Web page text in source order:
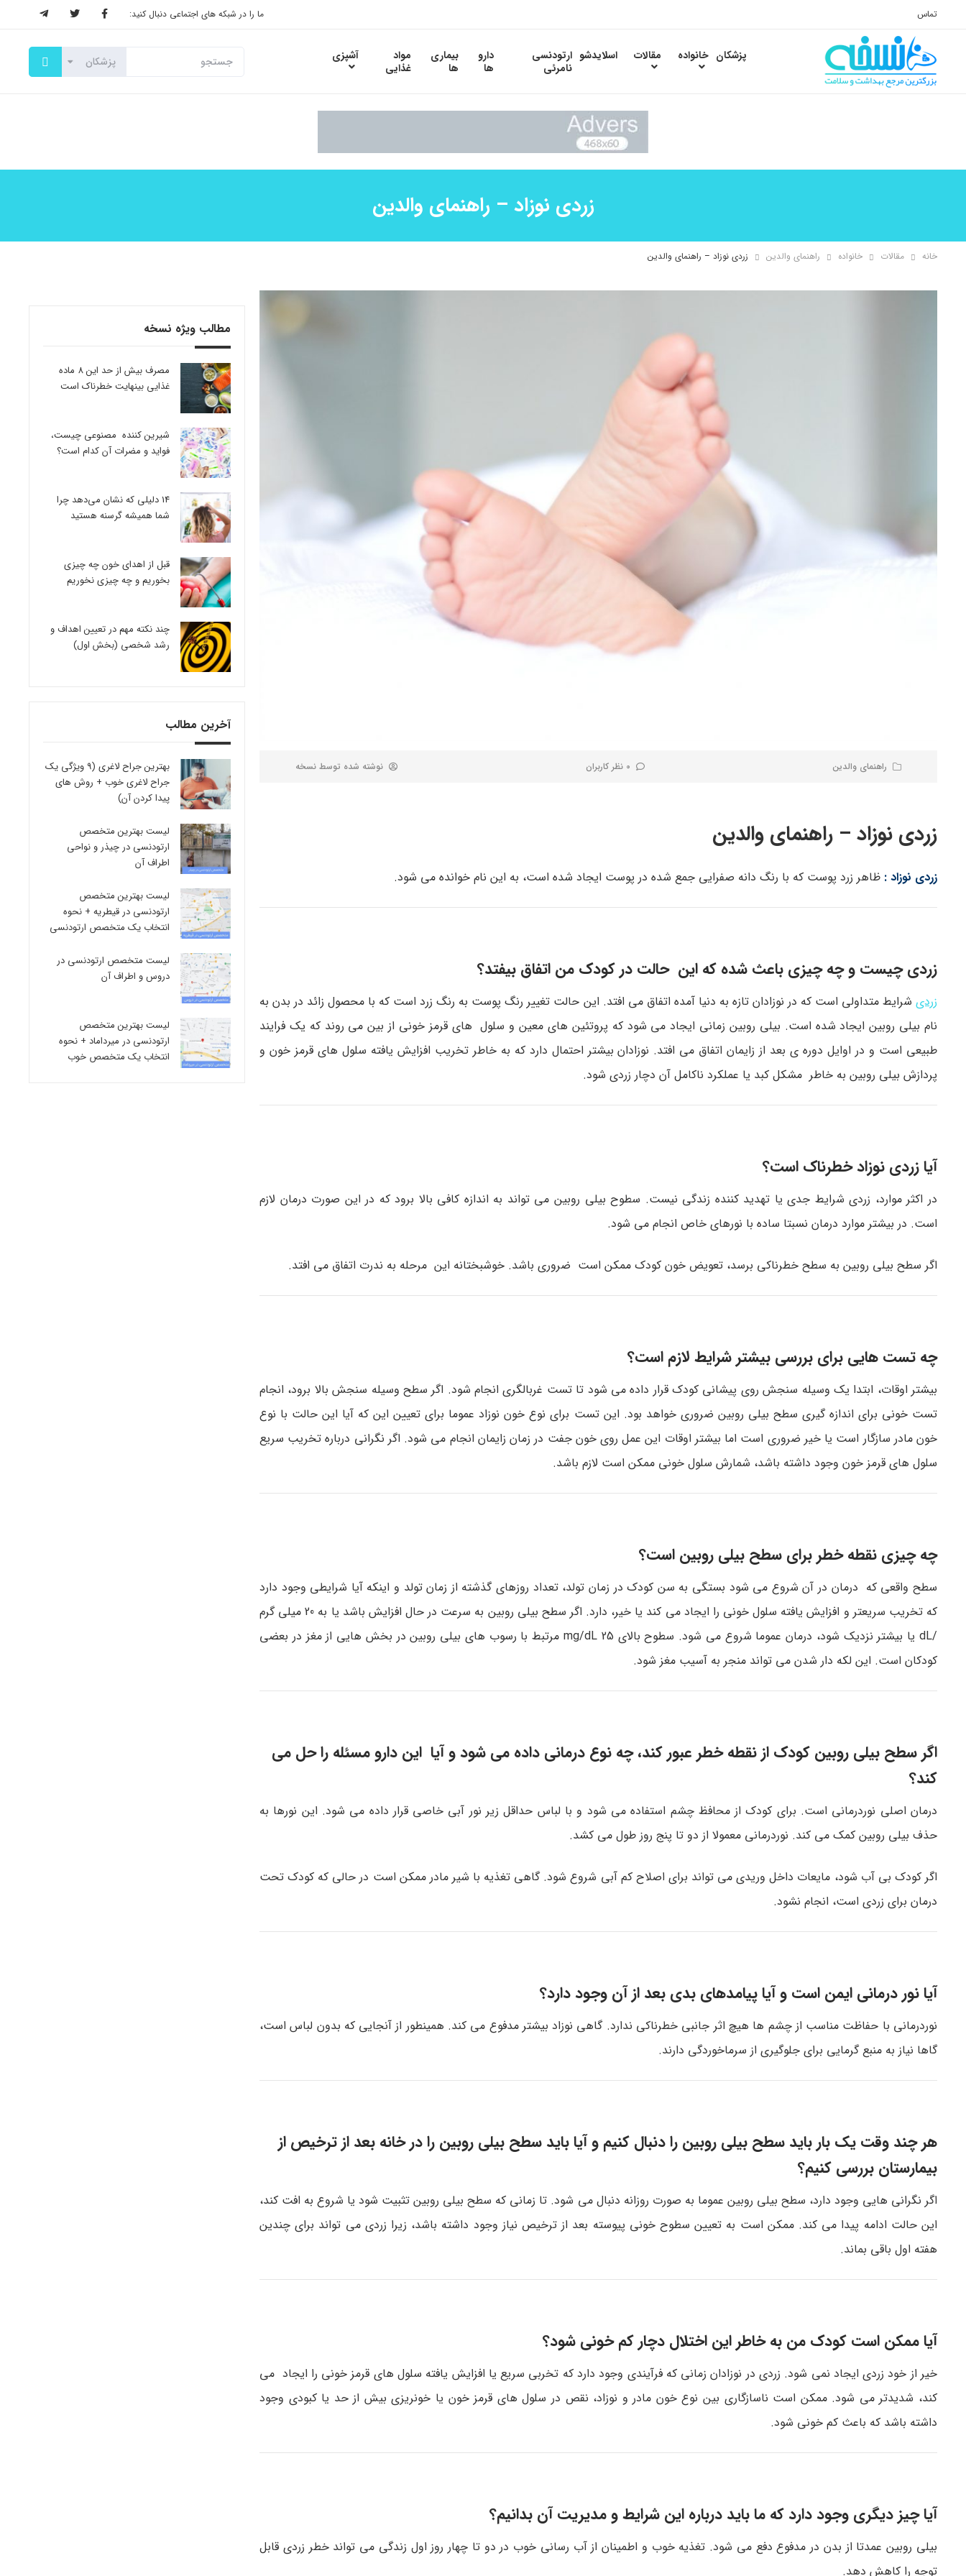
تماس ما را در شبکه های اجتماعی دنبال کنید:
پزشکان خانواده مقالات اسلایدشو ارتودنسی
نامرئی
دارو
ها
بیماری
ها
مواد
غذایی
آشپزی
زردی نوزاد – راهنمای والدین
خانه مقالات خانواده راهنمای والدین زردی نوزاد – راهنمای والدین
راهنمای والدین 0 نظر کاربران نوشته شده توسط نسخه
زردی نوزاد – راهنمای والدین
زردی نوزاد : ظاهر زرد پوست که با رنگ دانه صفرایی جمع شده در پوست ایجاد شده است، به این نام خوانده می شود.
زردی چیست و چه چیزی باعث شده که این حالت در کودک من اتفاق بیفتد؟
زردی شرایط متداولی است که در نوزادان تازه به دنیا آمده اتفاق می افتد. این حالت تغییر رنگ پوست به رنگ زرد است که با محصول زائد در بدن به
نام بیلی روبین ایجاد شده است. بیلی روبین زمانی ایجاد می شود که پروتئین های معین و سلول های قرمز خونی از بین می روند که یک فرایند
طبیعی است و در اوایل دوره ی بعد از زایمان اتفاق می افتد. نوزادان بیشتر احتمال دارد که به خاطر تخریب افزایش یافته سلول های قرمز خون و
پردازش بیلی روبین به خاطر مشکل کبد یا عملکرد ناکامل آن دچار زردی شود.
آیا زردی نوزاد خطرناک است؟
در اکثر موارد، زردی شرایط جدی یا تهدید کننده زندگی نیست. سطوح بیلی روبین می تواند به اندازه کافی بالا برود که در این صورت درمان لازم
است. در بیشتر موارد درمان نسبتا ساده با نورهای خاص انجام می شود.
اگر سطح بیلی روبین به سطح خطرناکی برسد، تعویض خون کودک ممکن است ضروری باشد. خوشبختانه این مرحله به ندرت اتفاق می افتد.
چه تست هایی برای بررسی بیشتر شرایط لازم است؟
بیشتر اوقات، ابتدا یک وسیله سنجش روی پیشانی کودک قرار داده می شود تا تست غربالگری انجام شود. اگر سطح وسیله سنجش بالا برود، انجام
تست خونی برای اندازه گیری سطح بیلی روبین ضروری خواهد بود. این تست برای نوع خون نوزاد عموما برای تعیین این که آیا این حالت با نوع
خون مادر سازگار است یا خیر ضروری است اما بیشتر اوقات این عمل روی خون جفت در زمان زایمان انجام می شود. اگر نگرانی درباره تخریب سریع
سلول های قرمز خون وجود داشته باشد، شمارش سلول خونی ممکن است لازم باشد.
چه چیزی نقطه خطر برای سطح بیلی روبین است؟
سطح واقعی که درمان در آن شروع می شود بستگی به سن کودک در زمان تولد، تعداد روزهای گذشته از زمان تولد و اینکه آیا شرایطی وجود دارد
که تخریب سریعتر و افزایش یافته سلول خونی را ایجاد می کند یا خیر، دارد. اگر سطح بیلی روبین به سرعت در حال افزایش باشد یا به 20 میلی گرم
/dL یا بیشتر نزدیک شود، درمان عموما شروع می شود. سطوح بالای 25 mg/dL مرتبط با رسوب های بیلی روبین در بخش هایی از مغز در بعضی
کودکان است. این لکه دار شدن می تواند منجر به آسیب مغز شود.
اگر سطح بیلی روبین کودک از نقطه خطر عبور کند، چه نوع درمانی داده می شود و آیا این دارو مسئله را حل می
کند؟
درمان اصلی نوردرمانی است. برای کودک از محافظ چشم استفاده می شود و با لباس حداقل زیر نور آبی خاصی قرار داده می شود. این نورها به
حذف بیلی روبین کمک می کند. نوردرمانی معمولا از دو تا پنج روز طول می کشد.
اگر کودک بی آب شود، مایعات داخل وریدی می تواند برای اصلاح کم آبی شروع شود. گاهی تغذیه با شیر مادر ممکن است در حالی که کودک تحت
درمان برای زردی است، انجام نشود.
آیا نور درمانی ایمن است و آیا پیامدهای بدی بعد از آن وجود دارد؟
نوردرمانی با حفاظت مناسب از چشم ها هیچ اثر جانبی خطرناکی ندارد. گاهی نوزاد بیشتر مدفوع می کند. همینطور از آنجایی که بدون لباس است،
گاها نیاز به منبع گرمایی برای جلوگیری از سرماخوردگی دارند.
هر چند وقت یک بار باید سطح بیلی روبین را دنبال کنیم و آیا باید سطح بیلی روبین را در خانه بعد از ترخیص از
بیمارستان بررسی کنیم؟
اگر نگرانی هایی وجود دارد، سطح بیلی روبین عموما به صورت روزانه دنبال می شود. تا زمانی که سطح بیلی روبین تثبیت شود یا شروع به افت کند،
این حالت ادامه پیدا می کند. ممکن است به تعیین سطوح خونی پیوسته بعد از ترخیص نیاز وجود داشته باشد، زیرا زردی می تواند برای چندین
هفته اول باقی بماند.
آیا ممکن است کودک من به خاطر این اختلال دچار کم خونی شود؟
خیر از خود زردی ایجاد نمی شود. زردی در نوزادان زمانی که فرآیندی وجود دارد که تخربی سریع یا افزایش یافته سلول های قرمز خونی را ایجاد می
کند، شدیدتر می شود. ممکن است ناسازگاری بین نوع خون مادر و نوزاد، نقص در سلول های قرمز خون یا خونریزی بیش از حد یا کبودی وجود
داشته باشد که باعث کم خونی شود.
آیا چیز دیگری وجود دارد که ما باید درباره این شرایط و مدیریت آن بدانیم؟
بیلی روبین عمدتا از بدن در مدفوع دفع می شود. تغذیه خوب و اطمینان از آب رسانی خوب در دو تا چهار روز اول زندگی می تواند خطر زردی قابل
توجه را کاهش دهد.
مطالب ویژه نسخه
مصرف بیش از حد این 8 ماده
غذایی بینهایت خطرناک است
شیرین کننده مصنوعی چیست،
فواید و مضرات آن کدام است؟
14 دلیلی که نشان می‌دهد چرا
شما همیشه گرسنه هستید
قبل از اهدای خون چه چیزی
بخوریم و چه چیزی نخوریم
چند نکته مهم در تعیین اهداف و
رشد شخصی (بخش اول)
آخرین مطالب
بهترین جراح لاغری (9 ویژگی یک
جراح لاغری خوب + روش های
پیدا کردن آن)
لیست بهترین متخصص
ارتودنسی در چیذر و نواحی
اطراف آن
لیست بهترین متخصص
ارتودنسی در قیطریه + نحوه
انتخاب یک متخصص ارتودنسی
لیست متخصص ارتودنسی در
دروس و اطراف آن
لیست بهترین متخصص
ارتودنسی در میرداماد + نحوه
انتخاب یک متخصص خوب